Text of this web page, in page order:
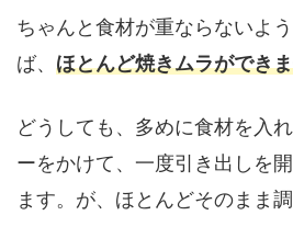
ちゃんと食材が重ならないよ
ば、 ほとんど焼きムラができ
どうしても、多めに食材を入
ーをかけて、一度引き出しを
ます。が、ほとんどそのまま